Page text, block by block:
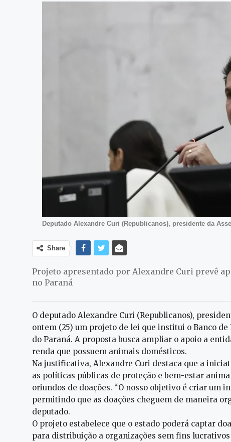
Deputado Alexandre Curi (Republicanos), presidente da
Share
Projeto apresentado por Alexandre Curi prevê
no Paraná
O deputado Alexandre Curi (Republicanos),
ontem (25) um projeto de lei que institui o Banco
do Paraná. A proposta busca ampliar o apoio a
renda que possuem animais domésticos.
Na justificativa, Alexandre Curi destaca que a
as políticas públicas de proteção e bem-estar
oriundos de doações. “O nosso objetivo é criar um
permitindo que as doações cheguem de maneira
deputado.
O projeto estabelece que o estado poderá captar
para distribuição a organizações sem fins